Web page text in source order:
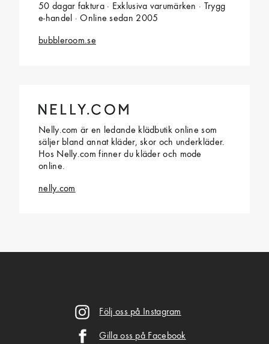
50 dagar faktura · Exklusiva varumärken · Trygg
e-handel · Online sedan 2005
bubbleroom.se
Nelly.com är en ledande klädbutik online som
säljer bland annat kläder, skor och underkläder.
Hos Nelly.com finner du kläder och mode
online.
nelly.com
Följ oss på Instagram
Gilla oss på Facebook